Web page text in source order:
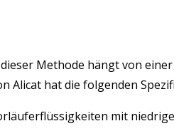
Methode hängt von
Alicat hat die folgenden
mit